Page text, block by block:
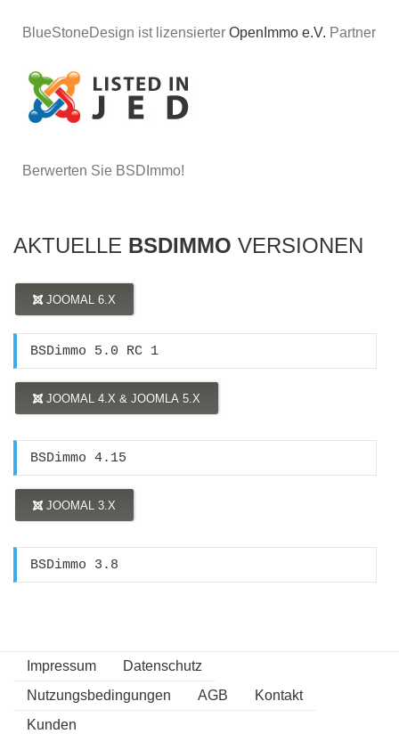
BlueStoneDesign ist lizensierter OpenImmo e.V. Partner
Berwerten Sie BSDImmo!
AKTUELLE BSDIMMO VERSIONEN
JOOMAL 6.X
BSDimmo 5.0 RC 1
JOOMAL 4.X & JOOMLA 5.X
BSDimmo 4.15
JOOMAL 3.X
BSDimmo 3.8
Impressum
Datenschutz
Nutzungsbedingungen
AGB
Kontakt
Kunden